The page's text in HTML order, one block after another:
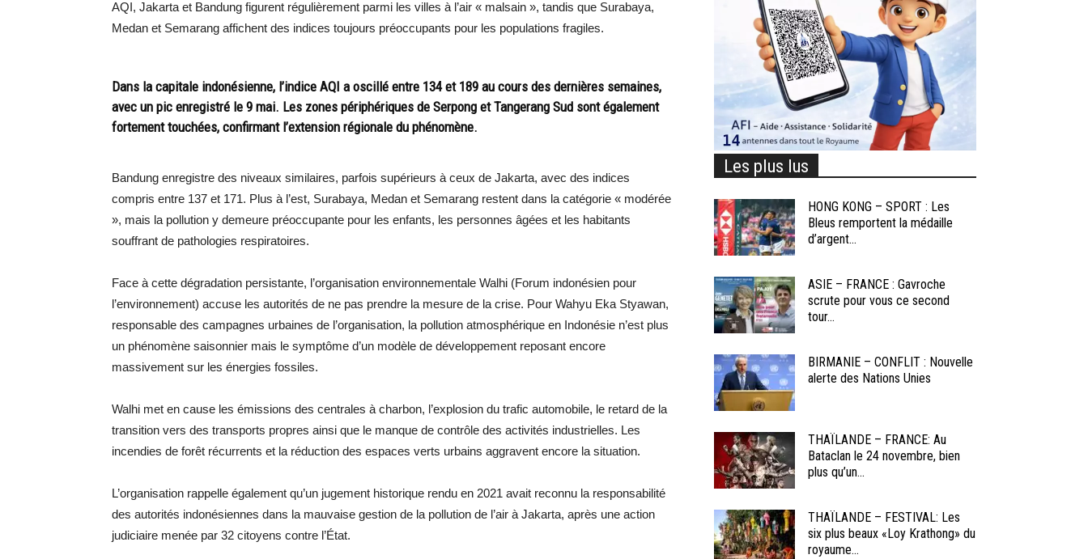
AQI, Jakarta et Bandung figurent régulièrement parmi les villes à l’air « malsain », tandis que Surabaya,
Medan et Semarang affichent des indices toujours préoccupants pour les populations fragiles.
Dans la capitale indonésienne, l’indice AQI a oscillé entre 134 et 189 au cours des dernières semaines,
avec un pic enregistré le 9 mai. Les zones périphériques de Serpong et Tangerang Sud sont également
fortement touchées, confirmant l’extension régionale du phénomène.
Bandung enregistre des niveaux similaires, parfois supérieurs à ceux de Jakarta, avec des indices
compris entre 137 et 171. Plus à l’est, Surabaya, Medan et Semarang restent dans la catégorie « modérée
», mais la pollution y demeure préoccupante pour les enfants, les personnes âgées et les habitants
souffrant de pathologies respiratoires.
Face à cette dégradation persistante, l’organisation environnementale Walhi (Forum indonésien pour
l’environnement) accuse les autorités de ne pas prendre la mesure de la crise. Pour Wahyu Eka Styawan,
responsable des campagnes urbaines de l’organisation, la pollution atmosphérique en Indonésie n’est plus
un phénomène saisonnier mais le symptôme d’un modèle de développement reposant encore
massivement sur les énergies fossiles.
Walhi met en cause les émissions des centrales à charbon, l’explosion du trafic automobile, le retard de la
transition vers des transports propres ainsi que le manque de contrôle des activités industrielles. Les
incendies de forêt récurrents et la réduction des espaces verts urbains aggravent encore la situation.
L’organisation rappelle également qu’un jugement historique rendu en 2021 avait reconnu la responsabilité
des autorités indonésiennes dans la mauvaise gestion de la pollution de l’air à Jakarta, après une action
judiciaire menée par 32 citoyens contre l’État.
Les plus lus
HONG KONG – SPORT : Les
Bleus remportent la médaille
d’argent...
ASIE – FRANCE : Gavroche
scrute pour vous ce second
tour...
BIRMANIE – CONFLIT : Nouvelle
alerte des Nations Unies
THAÏLANDE – FRANCE: Au
Bataclan le 24 novembre, bien
plus qu’un...
THAÏLANDE – FESTIVAL: Les
six plus beaux «Loy Krathong» du
royaume...